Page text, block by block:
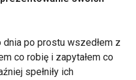
po prostu wszedłem z
co robię i zapytałem co
spełniły ich